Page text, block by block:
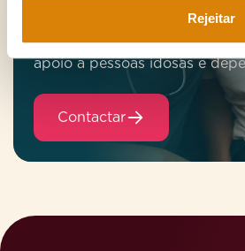
Rejeitar
cuidados de demência,
dependência severa. Somos
especializado em cuidados
apoio a pessoas idosas e
Contactar